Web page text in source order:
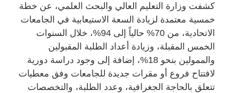
كشفت وزارة التعليم العالي والبحث العلمي، عن خطة
خمسية معتمدة لزيادة السعة الاستيعابية في الجامعات
الاتحادية، من 70% حالياً إلى 94%، خلال السنوات
الخمس المقبلة، وزيادة أعداد الطلبة المقبولين
والممولين بنحو 18%، إضافة إلى وجود دراسة دورية
لافتتاح فروع أو مقرات جديدة للجامعات وفق معطيات
تتعلق بالحاجة الجغرافية، وعدد الطلبة، والتخصصات